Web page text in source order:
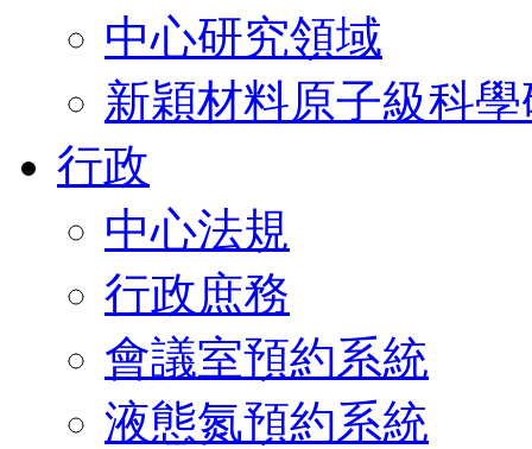
中心研究領域
新穎材料原子級科
行政
中心法規
行政庶務
會議室預約系統
液態氮預約系統